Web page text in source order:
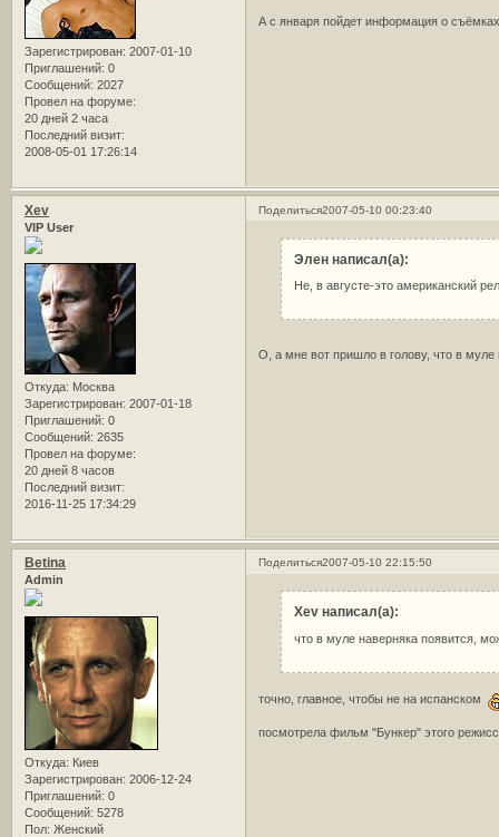
Зарегистрирован: 2007-01-10
Приглашений: 0
Сообщений: 2027
Провел на форуме:
20 дней 2 часа
Последний визит:
2008-05-01 17:26:14
А с января пойдет информация о
Поделиться2007-05-10 00:23:40
Xev
VIP User
Откуда: Москва
Зарегистрирован: 2007-01-18
Приглашений: 0
Сообщений: 2635
Провел на форуме:
20 дней 8 часов
Последний визит:
2016-11-25 17:34:29
Элен написал(а):
Не, в августе-это американский
О, а мне вот пришло в голову, что в муле
Поделиться2007-05-10 22:15:50
Betina
Admin
Откуда: Киев
Зарегистрирован: 2006-12-24
Приглашений: 0
Сообщений: 5278
Пол: Женский
Xev написал(а):
что в муле наверняка появится,
точно, главное, чтобы не на испанском
посмотрела фильм "Бункер" этого